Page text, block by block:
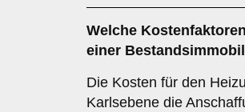
Welche
einer
Die Kosten für den
Karlsebene die